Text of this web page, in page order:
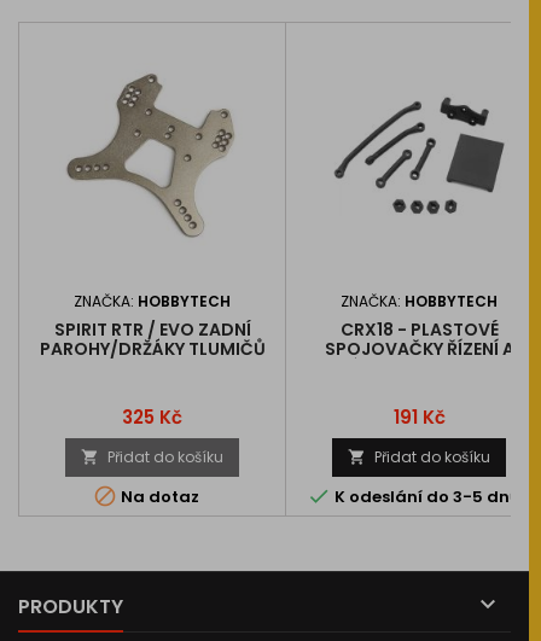
ZNAČKA: HOBBYTECH
SPIRIT RTR / EVO ZADNÍ
PAROHY/DRŽÁKY TLUMIČŮ
Cena
325 Kč
 Přidat do košíku
 Na dotaz
ZNAČKA: HOBBYTECH
CRX18 - PLASTOVÉ
SPOJOVAČKY ŘÍZENÍ A
Cena
191 Kč
 Přidat do košíku
 K odeslání do 3-5 dnů
PRODUKTY 